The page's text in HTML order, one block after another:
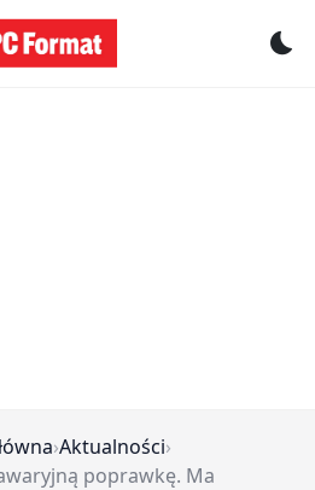
›Aktualności›
poprawkę. Ma